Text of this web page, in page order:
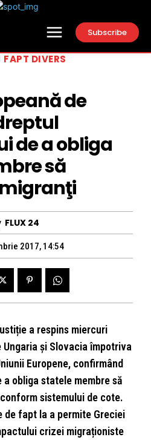
Subscribe
FAPT DIVERS
de
de a obliga
să
FLUX 24
2017, 14:54
a respins miercuri
și Slovacia împotriva
Europene, confirmând
obliga statele membre să
sistemului de cote.
de fapt la a permite Greciei
crizei migraționiste